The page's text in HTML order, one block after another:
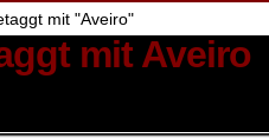
mit "Aveiro"
mit Aveiro